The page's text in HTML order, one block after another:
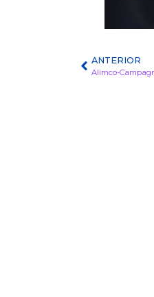
ANTERIOR
Alimco-